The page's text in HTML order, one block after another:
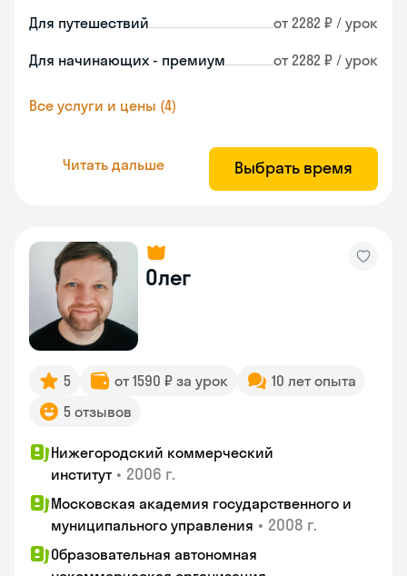
Для путешествий от 2282 ₽ / урок
Для начинающих - премиум от 2282 ₽ / урок
Все услуги и цены (4)
Читать дальше Выбрать время
Олег
5 от 1590 ₽ за урок
10 лет опыта
5 отзывов
Нижегородский коммерческий
институт • 2006 г.
Московская академия государственного и
муниципального управления • 2008 г.
Образовательная автономная